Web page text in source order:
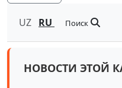
UZ RU Поиск
НОВОСТИ ЭТОЙ